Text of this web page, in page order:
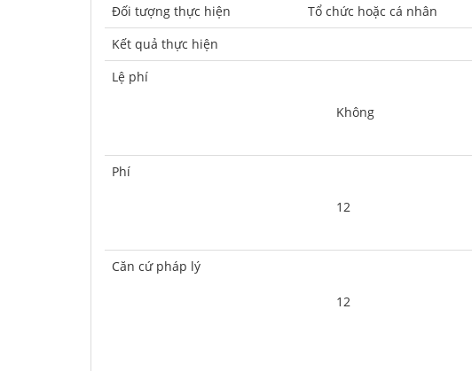
Ðối tượng thực hiện
Tổ chức hoặc cá nhân
Kết quả thực hiện
Lệ phí
	Không
Phí
	12
Căn cứ pháp lý
	12